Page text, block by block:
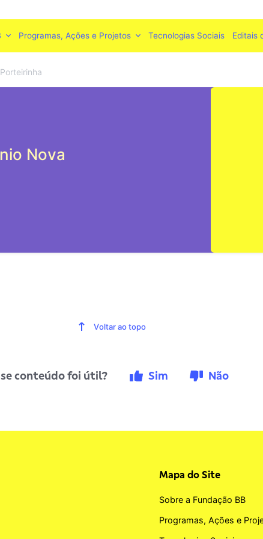
Programas, Ações e Projetos Tecnologias Sociais Editais
Nova
Voltar ao topo
conteúdo foi útil? Sim Não
Mapa do Site
Sobre a Fundação BB
Programas, Ações e